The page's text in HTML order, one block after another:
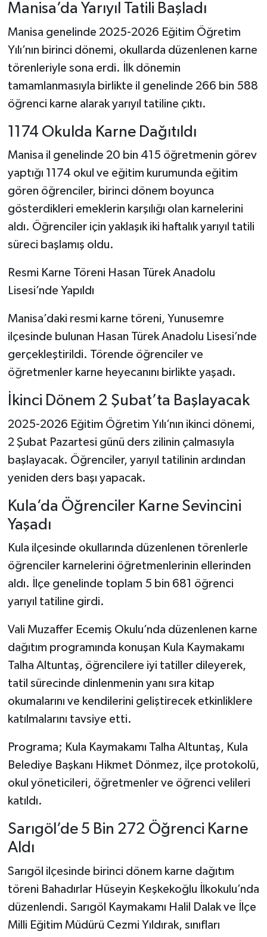
Manisa’da Yarıyıl Tatili Başladı
Manisa genelinde 2025-2026 Eğitim Öğretim
Yılı’nın birinci dönemi, okullarda düzenlenen karne
törenleriyle sona erdi. İlk dönemin
tamamlanmasıyla birlikte il genelinde 266 bin 588
öğrenci karne alarak yarıyıl tatiline çıktı.
1174 Okulda Karne Dağıtıldı
Manisa il genelinde 20 bin 415 öğretmenin görev
yaptığı 1174 okul ve eğitim kurumunda eğitim
gören öğrenciler, birinci dönem boyunca
gösterdikleri emeklerin karşılığı olan karnelerini
aldı. Öğrenciler için yaklaşık iki haftalık yarıyıl tatili
süreci başlamış oldu.
Resmi Karne Töreni Hasan Türek Anadolu
Lisesi’nde Yapıldı
Manisa’daki resmi karne töreni, Yunusemre
ilçesinde bulunan Hasan Türek Anadolu Lisesi’nde
gerçekleştirildi. Törende öğrenciler ve
öğretmenler karne heyecanını birlikte yaşadı.
İkinci Dönem 2 Şubat’ta Başlayacak
2025-2026 Eğitim Öğretim Yılı’nın ikinci dönemi,
2 Şubat Pazartesi günü ders zilinin çalmasıyla
başlayacak. Öğrenciler, yarıyıl tatilinin ardından
yeniden ders başı yapacak.
Kula’da Öğrenciler Karne Sevincini
Yaşadı
Kula ilçesinde okullarında düzenlenen törenlerle
öğrenciler karnelerini öğretmenlerinin ellerinden
aldı. İlçe genelinde toplam 5 bin 681 öğrenci
yarıyıl tatiline girdi.
Vali Muzaffer Ecemiş Okulu’nda düzenlenen karne
dağıtım programında konuşan Kula Kaymakamı
Talha Altuntaş, öğrencilere iyi tatiller dileyerek,
tatil sürecinde dinlenmenin yanı sıra kitap
okumalarını ve kendilerini geliştirecek etkinliklere
katılmalarını tavsiye etti.
Programa; Kula Kaymakamı Talha Altuntaş, Kula
Belediye Başkanı Hikmet Dönmez, ilçe protokolü,
okul yöneticileri, öğretmenler ve öğrenci velileri
katıldı.
Sarıgöl’de 5 Bin 272 Öğrenci Karne
Aldı
Sarıgöl ilçesinde birinci dönem karne dağıtım
töreni Bahadırlar Hüseyin Keşkekoğlu İlkokulu’nda
düzenlendi. Sarıgöl Kaymakamı Halil Dalak ve İlçe
Milli Eğitim Müdürü Cezmi Yıldırak, sınıfları